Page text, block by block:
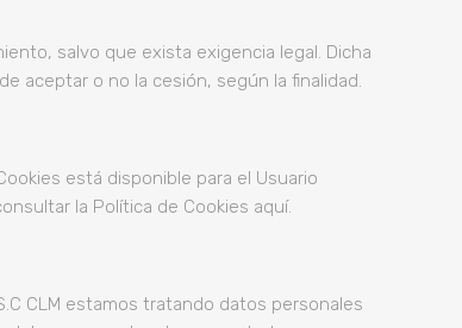
salvo que exista exigencia legal. Dicha
aceptar o no la cesión, según la finalidad.
está disponible para el Usuario
la Política de Cookies aquí.
CLM estamos tratando datos personales